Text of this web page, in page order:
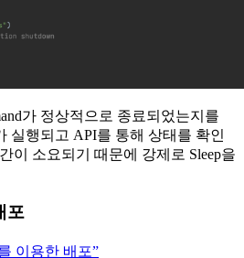
가 정상적으로 종료되었는지를
실행되고 API를 통해 상태를 확인
이 소요되기 때문에 강제로 Sleep을
포
를 이용한 배포”